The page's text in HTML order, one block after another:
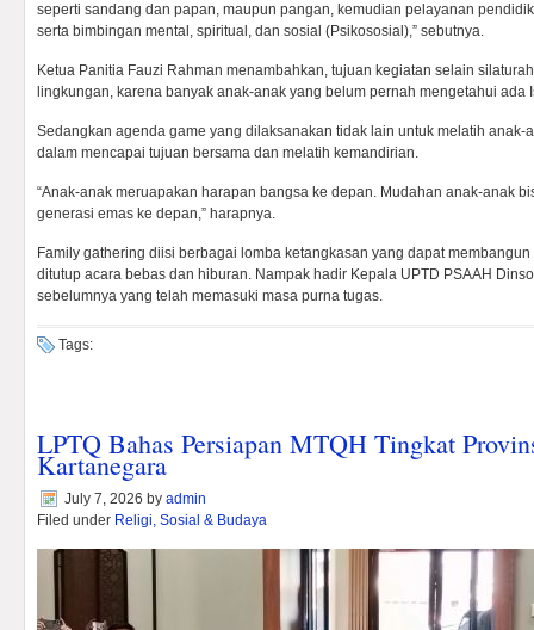
seperti sandang dan papan, maupun pangan, kemudian pelayanan
serta bimbingan mental, spiritual, dan sosial (Psikososial),” sebutnya.
Ketua Panitia Fauzi Rahman menambahkan, tujuan kegiatan selain
lingkungan, karena banyak anak-anak yang belum pernah mengetahui ada
Sedangkan agenda game yang dilaksanakan tidak lain untuk melatih anak-
dalam mencapai tujuan bersama dan melatih kemandirian.
“Anak-anak meruapakan harapan bangsa ke depan. Mudahan anak-anak
generasi emas ke depan,” harapnya.
Family gathering diisi berbagai lomba ketangkasan yang dapat
ditutup acara bebas dan hiburan. Nampak hadir Kepala UPTD PSAAH
sebelumnya yang telah memasuki masa purna tugas.
Tags:
LPTQ Bahas Persiapan MTQH Tingkat
Kartanegara
July 7, 2026 by admin
Filed under Religi, Sosial & Budaya